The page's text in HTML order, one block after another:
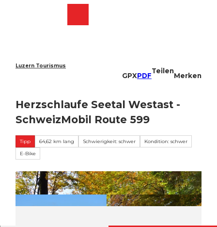
Luzern Tourismus
GPXPDF
Teilen
Merken
Herzschlaufe Seetal Westast -
SchweizMobil Route 599
Tipp 64,62 km lang Schwierigkeit: schwer
Kondition: schwer
E-Bike